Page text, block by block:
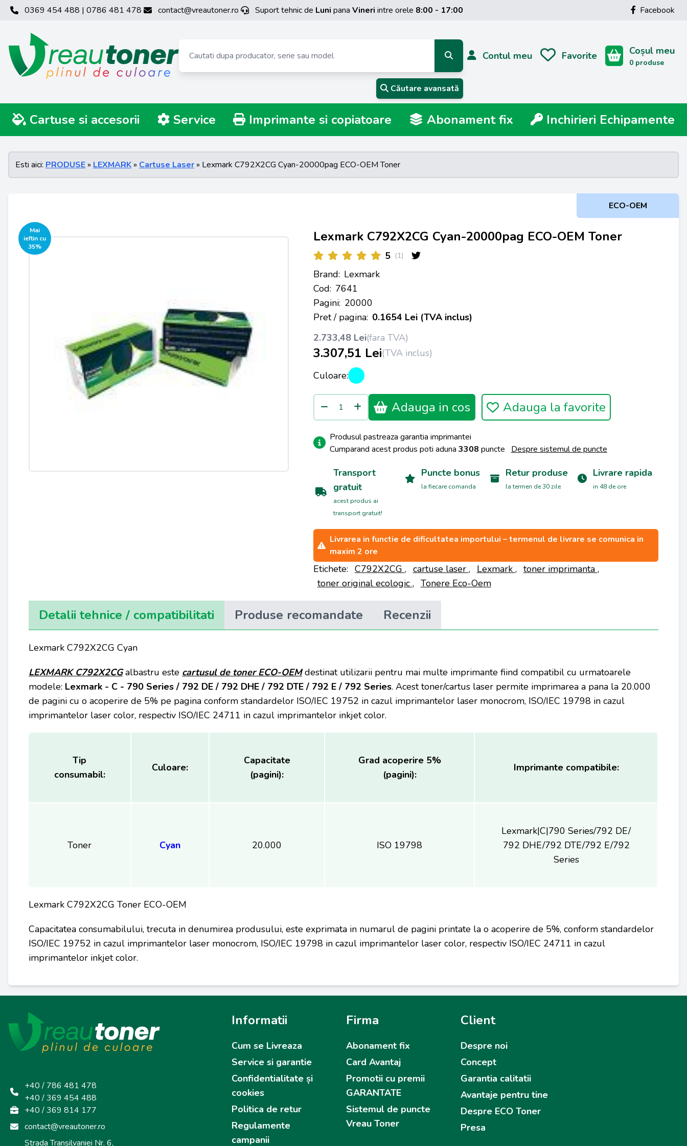
0369 454 488 | 0786 481 478 contact@vreautoner.ro Suport tehnic de Luni pana Vineri intre orele 8:00 - 17:00 Facebook
Căutare avansată
Contul meu Favorite Coșul meu
0 produse
Cartuse si accesorii Service Imprimante si copiatoare Abonament fix Inchirieri Echipamente
Esti aici: PRODUSE » LEXMARK » Cartuse Laser » Lexmark C792X2CG Cyan-20000pag ECO-OEM Toner
ECO-OEM
Mai
ieftin cu
35%
Lexmark C792X2CG Cyan-20000pag ECO-OEM Toner
5 (1)
Brand: Lexmark
Cod: 7641
Pagini: 20000
Pret / pagina: 0.1654 Lei (TVA inclus)
2.733,48 Lei(fara TVA)
3.307,51 Lei(TVA inclus)
Culoare:
Adauga in cos Adauga la favorite
Produsul pastreaza garantia imprimantei
Cumparand acest produs poti aduna 3308 puncte Despre sistemul de puncte
Transport
gratuit
acest produs ai
transport gratuit!
Puncte bonus
la fiecare comanda
Retur produse
la termen de 30 zile
Livrare rapida
in 48 de ore
Livrarea in functie de dificultatea importului – termenul de livrare se comunica in
maxim 2 ore
Etichete: C792X2CG , cartuse laser , Lexmark , toner imprimanta ,
toner original ecologic , Tonere Eco-Oem
Detalii tehnice / compatibilitati Produse recomandate Recenzii
Lexmark C792X2CG Cyan
LEXMARK C792X2CGalbastru este cartusul de tonerECO-OEMdestinat utilizarii pentru mai multe imprimante fiind compatibil cu urmatoarele
modele: Lexmark - C - 790 Series / 792 DE / 792 DHE / 792 DTE / 792 E / 792 Series. Acest toner/cartus laser permite imprimarea a pana la 20.000
de pagini cu o acoperire de 5% pe pagina conform standardelor ISO/IEC 19752 in cazul imprimantelor laser monocrom, ISO/IEC 19798 in cazul
imprimantelor laser color, respectiv ISO/IEC 24711 in cazul imprimantelor inkjet color.
Tip
consumabil:
Culoare:
Capacitate
(pagini):
Grad acoperire 5%
(pagini):
Imprimante compatibile:
Toner Cyan 20.000 ISO 19798
Lexmark|C|790 Series/792 DE/
792 DHE/792 DTE/792 E/792
Series
Lexmark C792X2CG Toner ECO-OEM
Capacitatea consumabilului, trecuta in denumirea produsului, este exprimata in numarul de pagini printate la o acoperire de 5%, conform standardelor
ISO/IEC 19752 in cazul imprimantelor laser monocrom, ISO/IEC 19798 in cazul imprimantelor laser color, respectiv ISO/IEC 24711 in cazul
imprimantelor inkjet color.
+40 / 786 481 478
+40 / 369 454 488
+40 / 369 814 177
contact@vreautoner.ro
Strada Transilvaniei Nr. 6,
Informatii
Cum se Livreaza
Service si garantie
Confidentialitate și
cookies
Politica de retur
Regulamente
campanii
Firma
Abonament fix
Card Avantaj
Promotii cu premii
GARANTATE
Sistemul de puncte
Vreau Toner
Client
Despre noi
Concept
Garantia calitatii
Avantaje pentru tine
Despre ECO Toner
Presa